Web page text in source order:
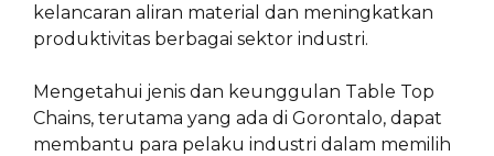
kelancaran aliran material dan meningkatkan
produktivitas berbagai sektor industri.
Mengetahui jenis dan keunggulan Table Top
Chains, terutama yang ada di Gorontalo, dapat
membantu para pelaku industri dalam memilih